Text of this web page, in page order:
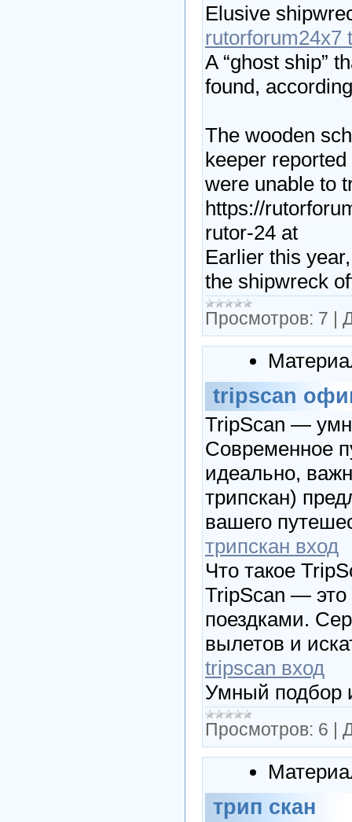
Elusive
rutorforum24x7
A “ghost ship”
found,
The wooden
keeper
were unable to
https://
rutor-24 at
Earlier this
the shipwreck
Просмотров: 7 |
tripscan
TripScan —
Современное
идеально,
трипскан)
вашего
трипскан вход
Что такое
TripScan — это
поездками.
вылетов и
tripscan вход
Умный подбор
Просмотров: 6 |
трип скан